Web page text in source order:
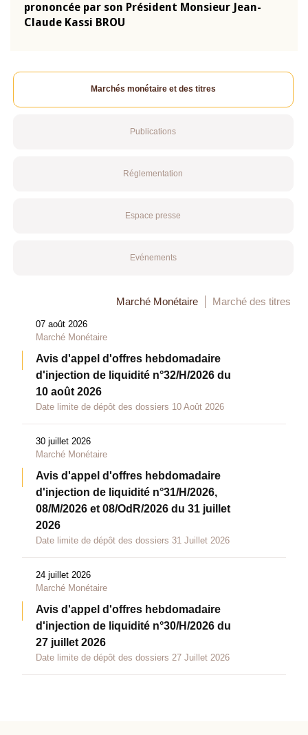
prononcée par son Président Monsieur Jean-
Claude Kassi BROU
Marchés monétaire et des titres
Publications
Réglementation
Espace presse
Evénements
Marché Monétaire Marché des titres
07 août 2026
Marché Monétaire
Avis d'appel d'offres hebdomadaire
d'injection de liquidité n°32/H/2026 du
10 août 2026
Date limite de dépôt des dossiers 10 Août 2026
30 juillet 2026
Marché Monétaire
Avis d'appel d'offres hebdomadaire
d'injection de liquidité n°31/H/2026,
08/M/2026 et 08/OdR/2026 du 31 juillet
2026
Date limite de dépôt des dossiers 31 Juillet 2026
24 juillet 2026
Marché Monétaire
Avis d'appel d'offres hebdomadaire
d'injection de liquidité n°30/H/2026 du
27 juillet 2026
Date limite de dépôt des dossiers 27 Juillet 2026